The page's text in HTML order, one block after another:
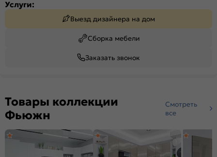
Услуги:
Выезд дизайнера на дом
Сборка мебели
Заказать звонок
Товары коллекции
Фьюжн
Смотреть
все